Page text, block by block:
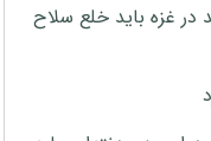
غزه باید خلع سلاح